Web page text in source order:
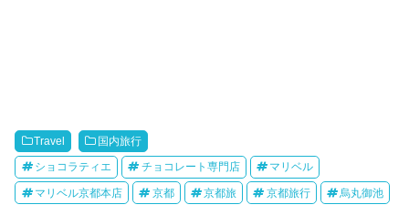
Travel 国内旅行
ショコラティエ チョコレート専門店 マリベル
マリベル京都本店 京都 京都旅 京都旅行 烏丸御池